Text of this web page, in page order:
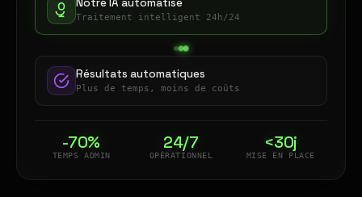
Notre IA automatise
Traitement intelligent 24h/24
Résultats automatiques
Plus de temps, moins de coûts
-70%
TEMPS ADMIN
24/7
OPÉRATIONNEL
<30j
MISE EN PLACE